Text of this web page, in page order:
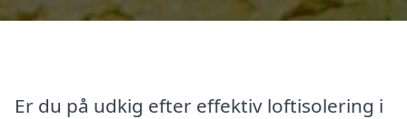
Er du på udkig efter effektiv loftisolering i